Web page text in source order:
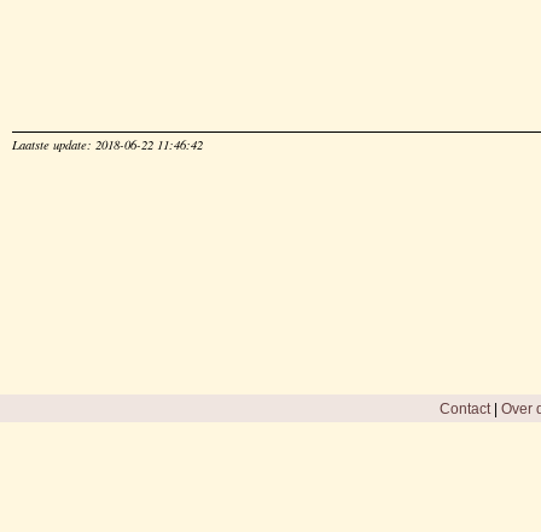
Laatste update: 2018-06-22 11:46:42
Contact| Over